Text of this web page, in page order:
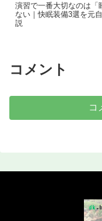
演習で一番大切なのは「
ない｜快眠装備3選を元
説
コメント
コ